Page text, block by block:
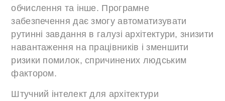
обчислення та інше. Програмне
забезпечення дає змогу автоматизувати
рутинні завдання в галузі архітектури, знизити
навантаження на працівників і зменшити
ризики помилок, спричинених людським
фактором.
Штучний інтелект для архітектури